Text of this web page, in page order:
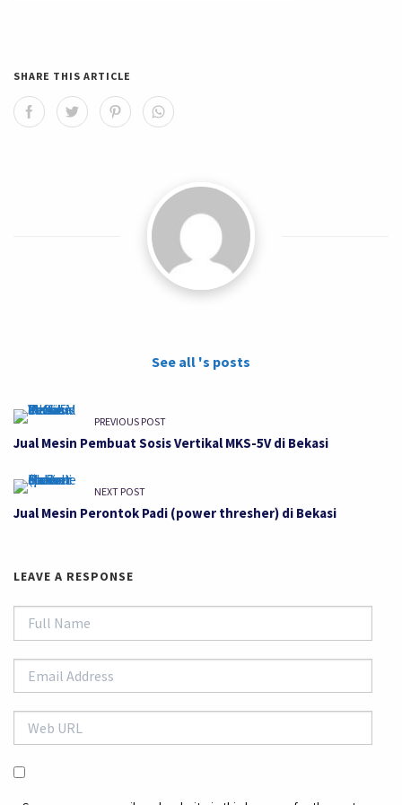
SHARE THIS ARTICLE
See all 's posts
PREVIOUS POST
Jual Mesin Pembuat Sosis Vertikal MKS-5V di Bekasi
NEXT POST
Jual Mesin Perontok Padi (power thresher) di Bekasi
LEAVE A RESPONSE